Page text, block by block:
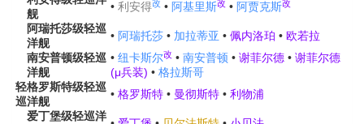
轻
巡
舰
• 利安得改 • 阿基里斯改 • 阿贾克斯改
阿瑞托莎级轻巡
洋舰
• 阿瑞托莎 • 加拉蒂亚 • 佩内洛珀 • 欧若拉
南安普顿级轻巡
洋舰
• 纽卡斯尔改 • 南安普顿 • 谢菲尔德 • 谢菲尔德
(μ兵装) • 格拉斯哥
格罗斯特级轻巡
洋舰
• 格罗斯特 • 曼彻斯特 • 利物浦
爱丁堡级轻巡洋